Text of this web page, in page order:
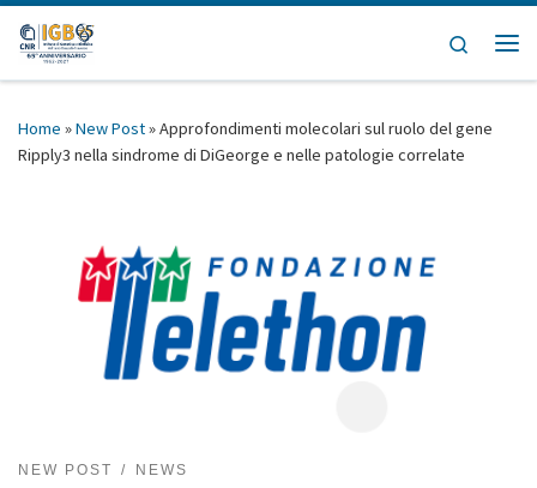
Skip to content Search
Home »New Post»Approfondimenti molecolari sul ruolo del gene
Ripply3 nella sindrome di DiGeorge e nelle patologie correlate
NEW POST NEWS